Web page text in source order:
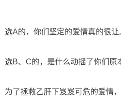
选A的，你们坚定的爱情真的很让
选B、C的，是什么动摇了你们
为了拯救乙肝下岌岌可危的爱情